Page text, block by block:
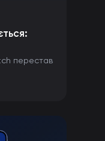
перестав
в сервісі.